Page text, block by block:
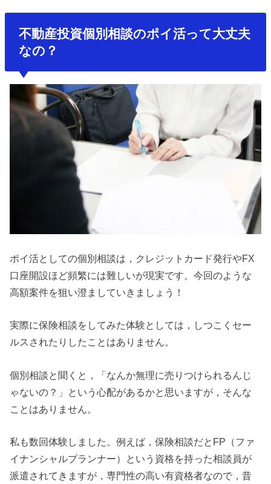
不動産投資個別相談のポイ活って大丈夫
なの？
ポイ活としての個別相談は，クレジットカード発行やFX
口座開設ほど頻繁には難しいが現実です。今回のような
高額案件を狙い澄ましていきましょう！
実際に保険相談をしてみた体験としては，しつこくセー
ルスされたりしたことはありません。
個別相談と聞くと，「なんか無理に売りつけられるんじ
ゃないの？」という心配があるかと思いますが，そんな
ことはありません。
私も数回体験しました。例えば，保険相談だとFP（ファ
イナンシャルプランナー）という資格を持った相談員が
派遣されてきますが，専門性の高い有資格者なので，昔